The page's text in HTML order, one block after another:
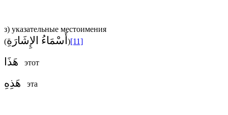
з) указательные местоимения
(أَسْمَاءُ الإِشَارَةِ )[11]
هَذَا этот
هَذِهِ эта